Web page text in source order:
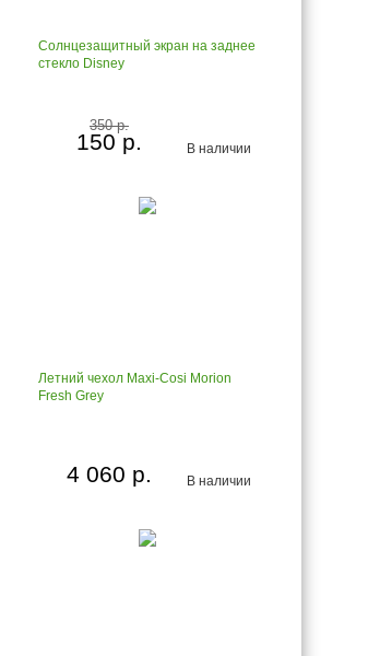
Солнцезащитный экран на заднее
стекло Disney
В наличии
350 р.
150 р.
Летний чехол Maxi-Cosi Morion
Fresh Grey
В наличии
4 060 р.